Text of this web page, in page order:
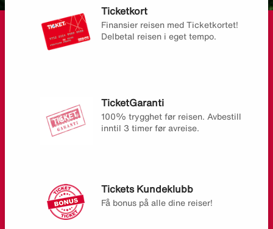
Ticketkort
Finansier reisen med Ticketkortet!
Delbetal reisen i eget tempo.
TicketGaranti
100% trygghet før reisen. Avbestill
inntil 3 timer før avreise.
Tickets Kundeklubb
Få bonus på alle dine reiser!